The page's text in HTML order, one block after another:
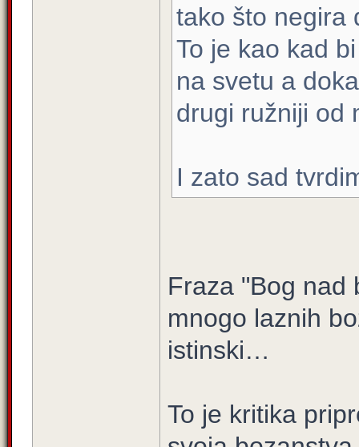
tako što negira
To je kao kad
na svetu a
drugi ružniji od
I zato sad
Fraza "Bog nad
mnogo laznih
istinski…
To je kritika